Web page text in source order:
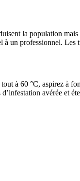
la population
un professionnel.
à 60 °C, aspirez à
avérée et